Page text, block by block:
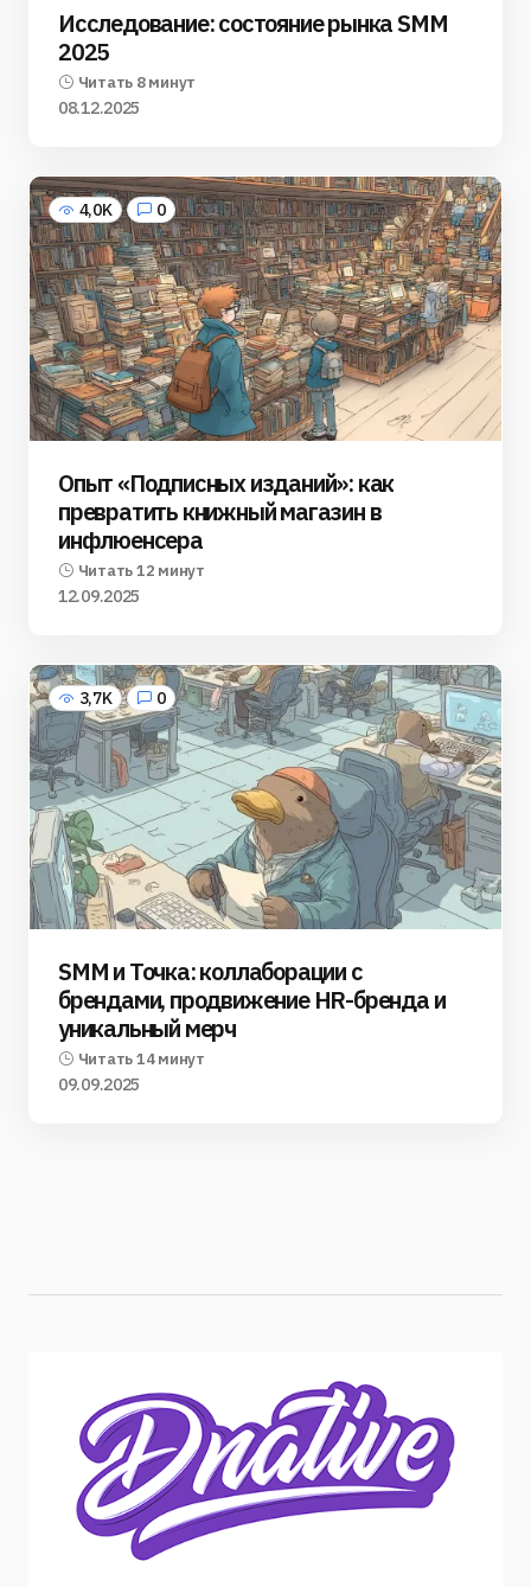
Исследование: состояние рынка SMM
2025
Читать 8 минут
08.12.2025
4,0K 0
Опыт «Подписных изданий»: как
превратить книжный магазин в
инфлюенсера
Читать 12 минут
12.09.2025
3,7K 0
SMM и Точка: коллаборации с
брендами, продвижение HR-бренда и
уникальный мерч
Читать 14 минут
09.09.2025